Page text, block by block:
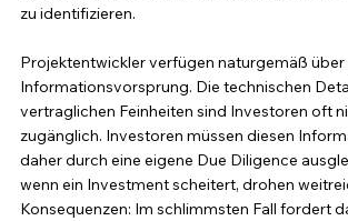
zu identifizieren.
Projektentwickler verfügen naturgemäß über
Informationsvorsprung. Die technischen
vertraglichen Feinheiten sind Investoren oft
zugänglich. Investoren müssen diesen
daher durch eine eigene Due Diligence
wenn ein Investment scheitert, drohen
Konsequenzen: Im schlimmsten Fall fordert